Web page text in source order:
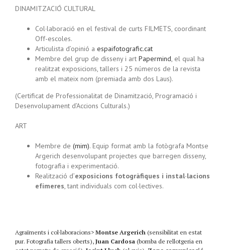
DINAMITZACIÓ CULTURAL
Col·laboració en el festival de curts FILMETS, coordinant
Off-escoles.
Articulista d’opinió a espaifotografic.cat
Membre del grup de disseny i art Papermind, el qual ha
realitzat exposicions, tallers i 25 números de la revista
amb el mateix nom (premiada amb dos Laus).
(Certificat de Professionalitat de Dinamització, Programació i
Desenvolupament d’Accions Culturals.)
ART
Membre de (mim). Equip format amb la fotògrafa Montse
Argerich desenvolupant projectes que barregen disseny,
fotografia i experimentació.
Realització d’exposicions fotogràfiques i instal·lacions
efímeres, tant individuals com col·lectives.
Agraïments i col·laboracions> Montse Argerich (sensibilitat en estat
pur. Fotografia tallers oberts), Juan Cardosa (bomba de rellotgeria en